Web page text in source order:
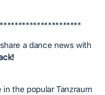
a dance news with
the popular Tanzraum